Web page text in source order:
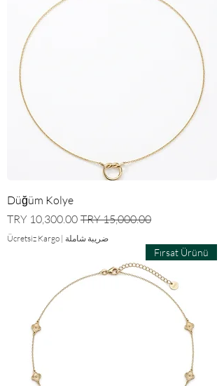
Düğüm Kolye
سعر عادي
سعر البيع
ضريبة شاملة |
Ücretsiz Kargo
Fırsat Ürünü